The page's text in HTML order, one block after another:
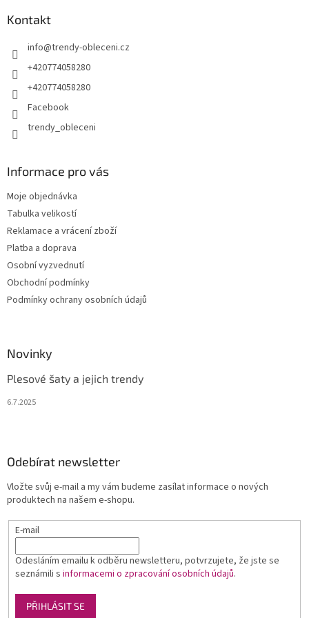
Kontakt
info@trendy-obleceni.cz
+420774058280
+420774058280
Facebook
trendy_obleceni
Informace pro vás
Moje objednávka
Tabulka velikostí
Reklamace a vrácení zboží
Platba a doprava
Osobní vyzvednutí
Obchodní podmínky
Podmínky ochrany osobních údajů
Novinky
Plesové šaty a jejich trendy
6.7.2025
Odebírat newsletter
Vložte svůj e-mail a my vám budeme zasílat informace o nových
produktech na našem e-shopu.
E-mail
Odesláním emailu k odběru newsletteru, potvrzujete, že jste se
seznámili s informacemi o zpracování osobních údajů.
PŘIHLÁSIT SE